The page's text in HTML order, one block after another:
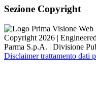
Sezione Copyright
Copyright 2026 |
Parma S.p.A. | Divisione
Disclaimer trattamento dati